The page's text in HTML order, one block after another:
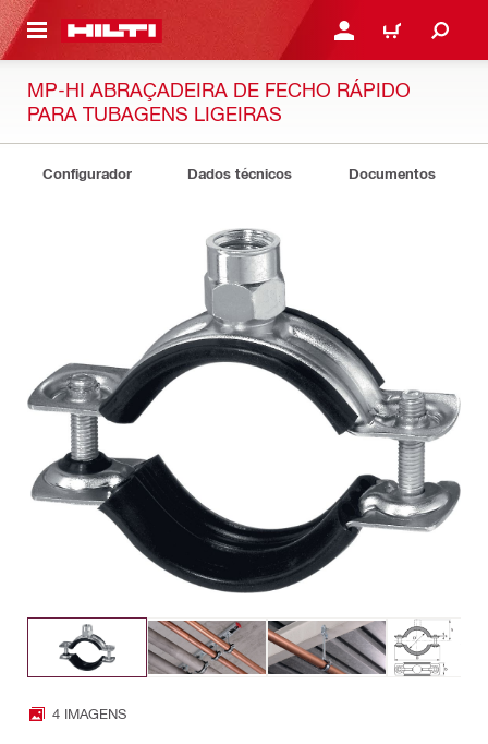
CONTENT ENTRAR OU REGISTAR
CARRINHO
MP-HI ABRAÇADEIRA DE FECHO RÁPIDO
PARA TUBAGENS LIGEIRAS
Configurador Dados técnicos Documentos
4 IMAGENS